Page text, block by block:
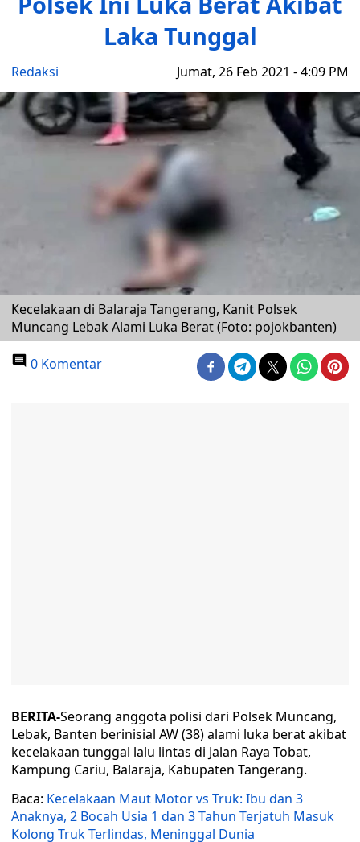
Laka Tunggal
Redaksi Jumat, 26 Feb 2021 - 4:09 PM
Kecelakaan di Balaraja Tangerang, Kanit Polsek
Muncang Lebak Alami Luka Berat (Foto: pojokbanten)
0 Komentar
BERITA-Seorang anggota polisi dari Polsek Muncang,
Lebak, Banten berinisial AW (38) alami luka berat akibat
kecelakaan tunggal lalu lintas di Jalan Raya Tobat,
Kampung Cariu, Balaraja, Kabupaten Tangerang.
Baca: Kecelakaan Maut Motor vs Truk: Ibu dan 3
Anaknya, 2 Bocah Usia 1 dan 3 Tahun Terjatuh Masuk
Kolong Truk Terlindas, Meninggal Dunia